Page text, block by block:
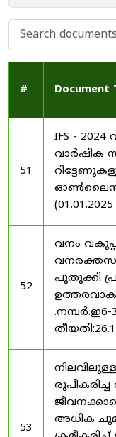
# Document
51
IFS -
വാർഷിക
ഓൺലൈൻ
52
വനം
പുതുക്കി
.നമ്പർ.ഇ6-
53
അധിക